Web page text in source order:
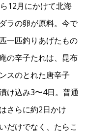
12月にかけて北海
ラの卵が原料。今で
一匹釣りあげたもの
の辛子たれは、昆布
スのとれた唐辛子
け込み3〜4日。普通
さらに約2日かけ
だけでなく、たらこ